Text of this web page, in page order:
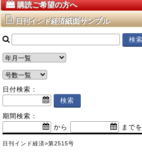
購読ご希望の方へ
日刊インド経済紙面サンプル
日付検索：
期間検索：
から
までを
日刊インド経済>第2515号